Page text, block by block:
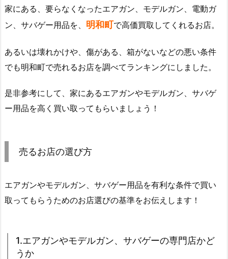
家にある、要らなくなったエアガン、モデルガン、電動ガ
ン、サバゲー用品を、 明和町で高価買取してくれるお店。
あるいは壊れかけや、傷がある、箱がないなどの悪い条件
でも明和町で売れるお店を調べてランキングにしました。
是非参考にして、家にあるエアガンやモデルガン、サバゲ
ー用品を高く買い取ってもらいましょう！
売るお店の選び方
エアガンやモデルガン、サバゲー用品を有利な条件で買い
取ってもらうためのお店選びの基準をお伝えします！
1.エアガンやモデルガン、サバゲーの専門店かど
うか